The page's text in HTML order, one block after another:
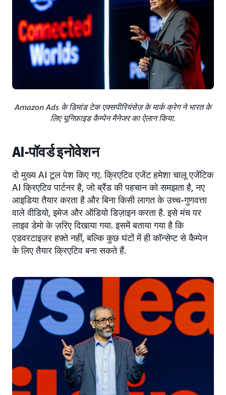
Amazon Ads के डिमांड टेक एक्सपीरियंसेज़ के मार्क क्रेग ने भारत के
लिए यूनिफ़ाइड कैम्पेन मैनेजर का ऐलान किया.
AI-पॉवर्ड इनोवेशन
दो मुख्य AI टूल पेश किए गए. क्रिएटिव एजेंट हमेशा चालू एजेंटिक
AI क्रिएटिव पार्टनर है, जो ब्रैंड की पहचान को समझता है, नए
आइडिया तैयार करता है और बिना किसी लागत के उच्च-गुणवत्ता
वाले वीडियो, इमेज और ऑडियो डिज़ाइन करता है. इसे मंच पर
लाइव डेमो के ज़रिए दिखाया गया. इसमें बताया गया है कि
एडवरटाइज़र हफ़्ते नहीं, बल्कि कुछ घंटों में ही कॉन्सेप्ट से कैम्पेन
के लिए तैयार क्रिएटिव बना सकते हैं.